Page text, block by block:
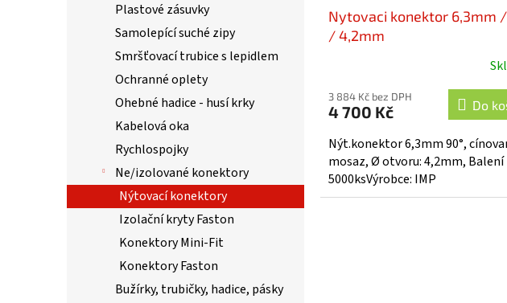
Plastové zásuvky
Samolepící suché zipy
Smršťovací trubice s lepidlem
Ochranné oplety
Ohebné hadice - husí krky
Kabelová oka
Rychlospojky
Ne/izolované konektory
Nýtovací konektory
Izolační kryty Faston
Konektory Mini-Fit
Konektory Faston
Bužírky, trubičky, hadice, pásky
Nytovaci konektor 6,3mm /
/ 4,2mm
3 884 Kč bez DPH
4 700 Kč Do
Nýt.konektor 6,3mm 90°,
mosaz, Ø otvoru: 4,2mm, Balení
5000ksVýrobce: IMP